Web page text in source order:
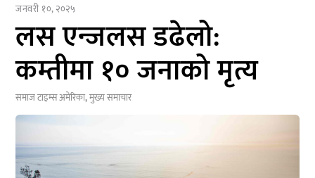
जनवरी १०, २०२५
लस एन्जलस डढेलो:
कम्तीमा १० जनाको मृत्य
समाज टाइम्सअमेरिका,मुख्य समाचार